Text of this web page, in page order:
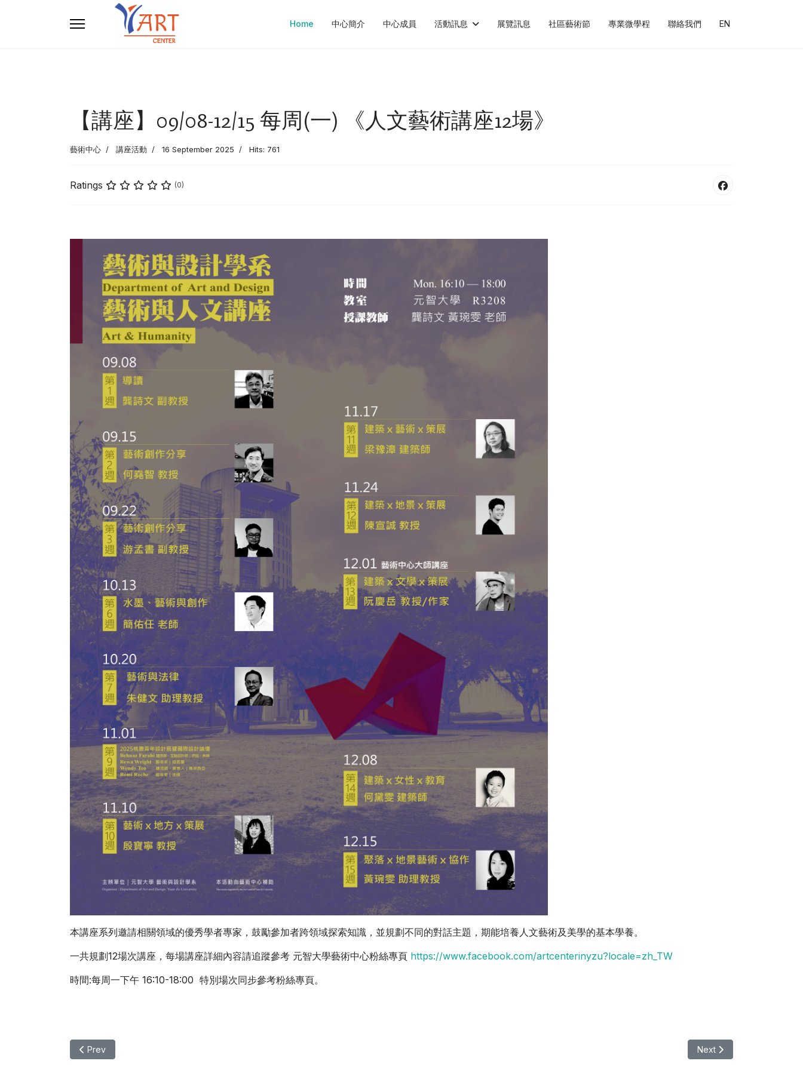
Home 中心簡介 中心成員 活動訊息 展覽訊息 社區藝術節 專業微學程 聯絡我們 EN
【講座】09/08-12/15 每周(一) 《人文藝術講座12場》
藝術中心 講座活動 16 September 2025 Hits: 761
Ratings (0)
本講座系列邀請相關領域的優秀學者專家，鼓勵參加者跨領域探索知識，並規劃不同的對話主題，期能培養人文藝術及美學的基本學養。
一共規劃12場次講座，每場講座詳細內容請追蹤參考 元智大學藝術中心粉絲專頁 https://www.facebook.com/artcenterinyzu?locale=zh_TW
時間:每周一下午 16:10-18:00 特別場次同步參考粉絲專頁。
Previous article: 【講座】12/01(一) 大師講座-阮慶岳《從恐懼與療癒到取捨》
Prev Next article: 【講座】03/
Next